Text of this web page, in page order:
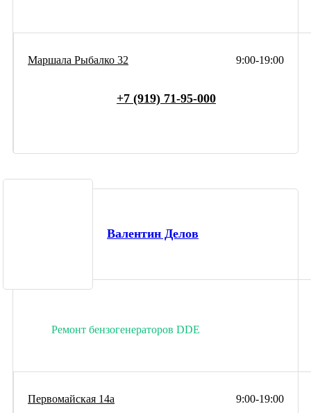
9:00-19:00
Маршала Рыбалко 32
+7 (919) 71-95-000
Валентин Делов
Ремонт бензогенераторов DDE
9:00-19:00
Первомайская 14а